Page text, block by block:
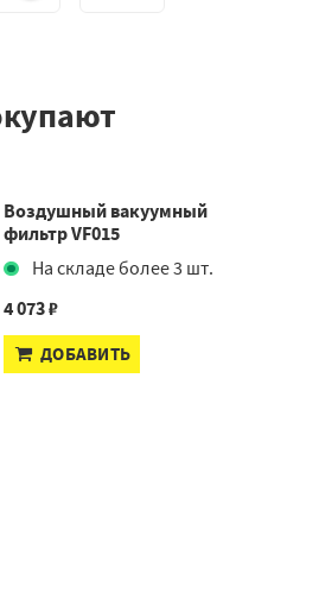
Воздушный вакуумный
фильтр VF015
На складе более 3 шт.
4 073 ₽
ДОБАВИТЬ